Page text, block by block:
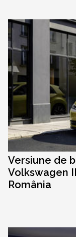
Versiune de
Volkswagen
România